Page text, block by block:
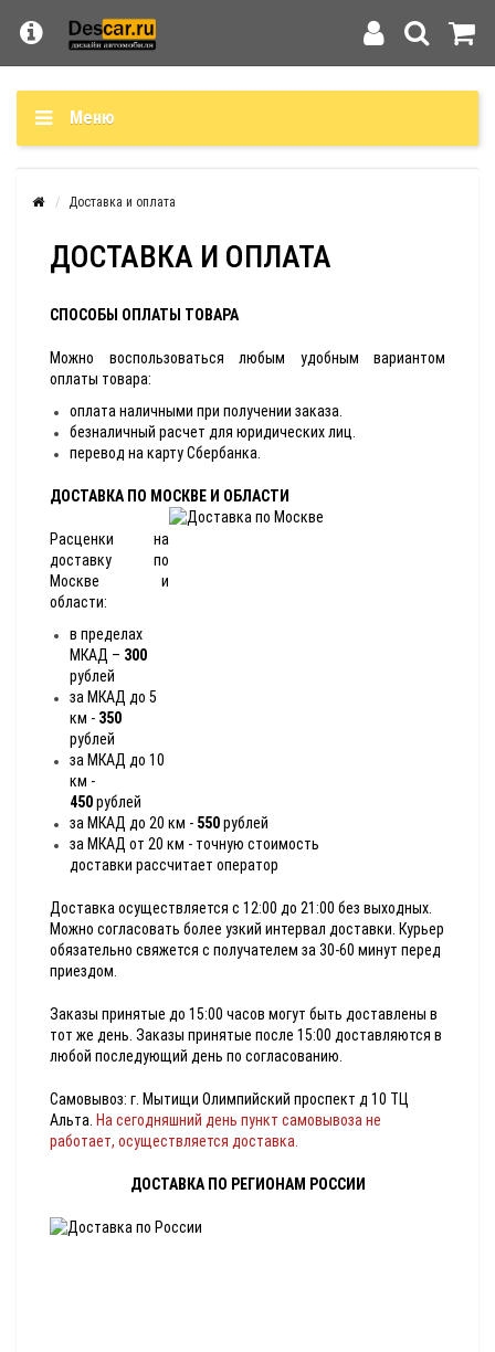
Меню
Доставка и оплата
ДОСТАВКА И ОПЛАТА
СПОСОБЫ ОПЛАТЫ ТОВАРА
Можно воспользоваться любым удобным вариантом
оплаты товара:
оплата наличными при получении заказа.
безналичный расчет для юридических лиц.
перевод на карту Сбербанка.
ДОСТАВКА ПО МОСКВЕ И ОБЛАСТИ
Расценки на
доставку по
Москве и
области:
в пределах
МКАД – 300
рублей
за МКАД до 5
км - 350
рублей
за МКАД до 10
км -
450рублей
за МКАД до 20 км - 550рублей
за МКАД от 20 км - точную стоимость
доставки рассчитает оператор
Доставка осуществляется с 12:00 до 21:00 без выходных.
Можно согласовать более узкий интервал доставки. Курьер
обязательно свяжется с получателем за 30-60 минут перед
приездом.
Заказы принятые до 15:00 часов могут быть доставлены в
тот же день. Заказы принятые после 15:00 доставляются в
любой последующий день по согласованию.
Самовывоз: г. Мытищи Олимпийский проспект д 10 ТЦ
Альта. На сегодняшний день пункт самовывоза не
работает, осуществляется доставка.
ДОСТАВКА ПО РЕГИОНАМ РОССИИ